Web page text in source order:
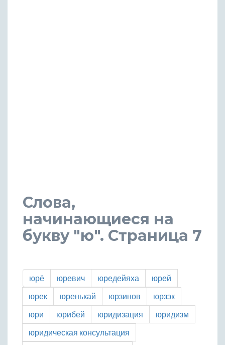
Слова,
начинающиеся на
букву "ю". Страница 7
юрё юревич юредейяха
юрей
юрек
юренькай юрзинов
юрзэк
юри
юрибей юридизация
юридизм
юридическая консультация